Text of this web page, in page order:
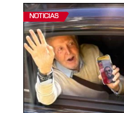
NOTICIAS